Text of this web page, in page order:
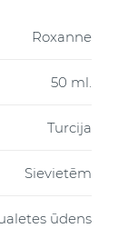
Roxanne
50 ml.
Turcija
Sievietēm
ūdens